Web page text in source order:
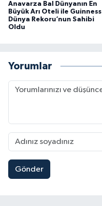
Anavarza Bal Dünyanın En
Büyük Arı Oteli ile Guinness
Dünya Rekoru’nun Sahibi
Oldu
Yorumlar
Gönder